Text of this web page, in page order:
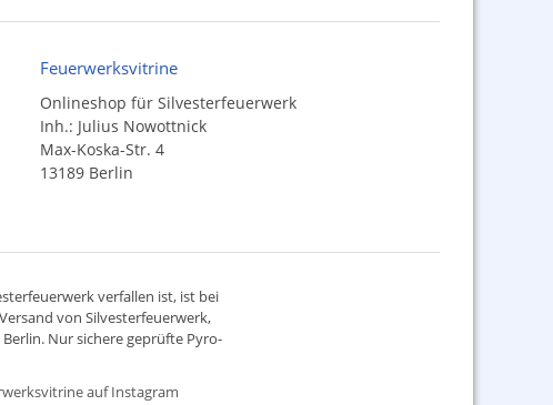
Feuerwerksvitrine
Onlineshop für Silvesterfeuerwerk
Inh.: Julius Nowottnick
Max-Koska-Str. 4
13189 Berlin
verfallen ist, ist bei
von Silvesterfeuerwerk,
Nur sichere geprüfte Pyro-
auf Instagram